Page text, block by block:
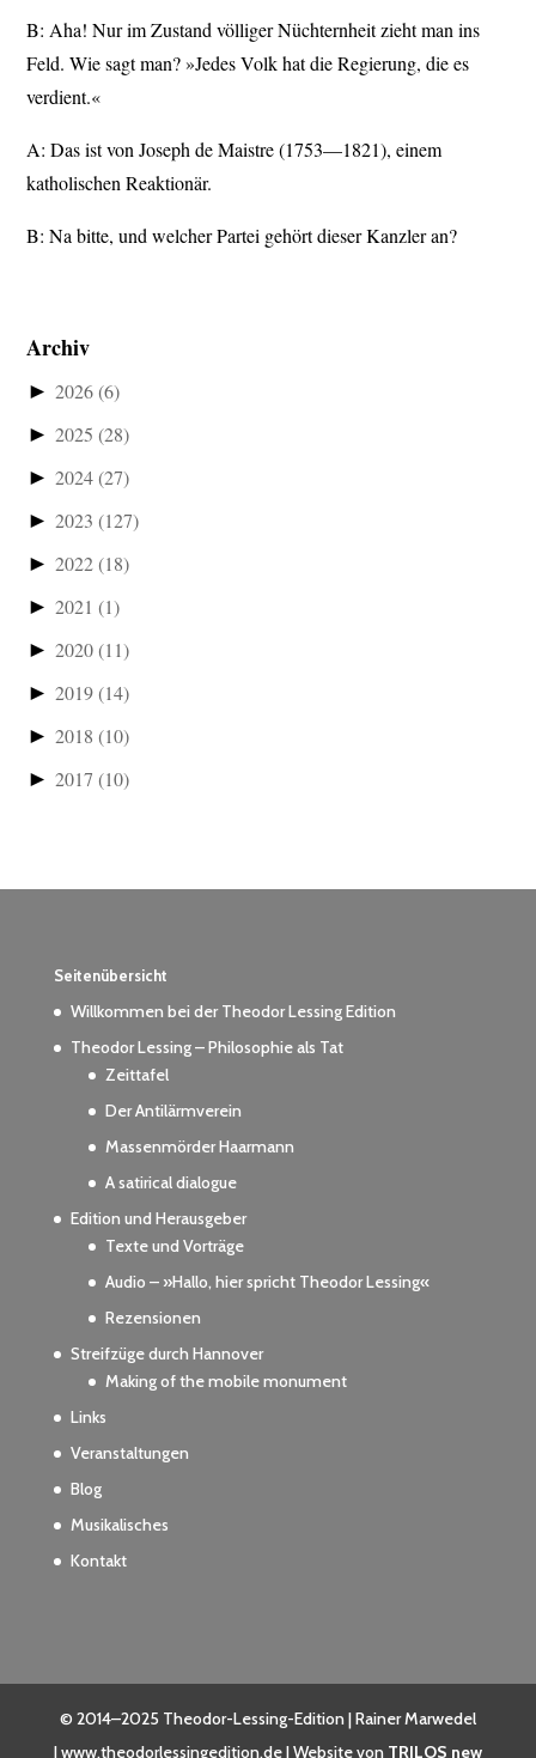
B: Aha! Nur im Zustand völliger Nüchternheit zieht man ins
Feld. Wie sagt man? »Jedes Volk hat die Regierung, die es
verdient.«
A: Das ist von Joseph de Maistre (1753—1821), einem
katholischen Reaktionär.
B: Na bitte, und welcher Partei gehört dieser Kanzler an?
Archiv
► 2026(6)
► 2025(28)
► 2024(27)
► 2023(127)
► 2022(18)
► 2021(1)
► 2020(11)
► 2019(14)
► 2018(10)
► 2017(10)
Seitenübersicht
Willkommen bei der Theodor Lessing Edition
Theodor Lessing – Philosophie als Tat
Zeittafel
Der Antilärmverein
Massenmörder Haarmann
A satirical dialogue
Edition und Herausgeber
Texte und Vorträge
Audio – »Hallo, hier spricht Theodor Lessing«
Rezensionen
Streifzüge durch Hannover
Making of the mobile monument
Links
Veranstaltungen
Blog
Musikalisches
Kontakt
© 2014–2025 Theodor-Lessing-Edition | Rainer Marwedel
| www.theodorlessingedition.de | Website von TRILOS new